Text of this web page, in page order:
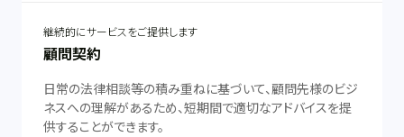
継続的にサービスをご提供します
顧問契約
日常の法律相談等の積み重ねに基づいて、顧問先様のビジ
ネスへの理解があるため、短期間で適切なアドバイスを提
供することができます。